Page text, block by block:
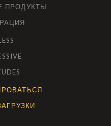
ПРОДУКТЫ